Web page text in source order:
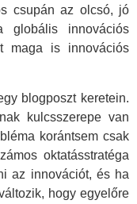
csupán az olcsó, jó
globális innovációs
maga is innovációs
blogposzt keretein.
kulcsszerepe van
korántsem csak
oktatásstratéga
az innovációt, és ha
hogy egyelőre